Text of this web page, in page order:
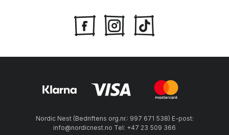
Nordic Nest (Bedriftens org.nr.: 997 671 538) E-post:
info@nordicnest.no Tel: +47 23 509 366